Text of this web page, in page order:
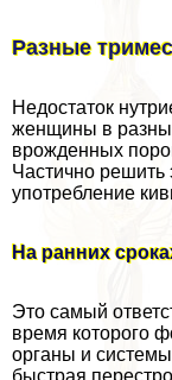
Разные
Недостаток
женщины в
врожденных
Частично решить
употрeбление
На ранних
Это самый
время которого
органы и
быстрая